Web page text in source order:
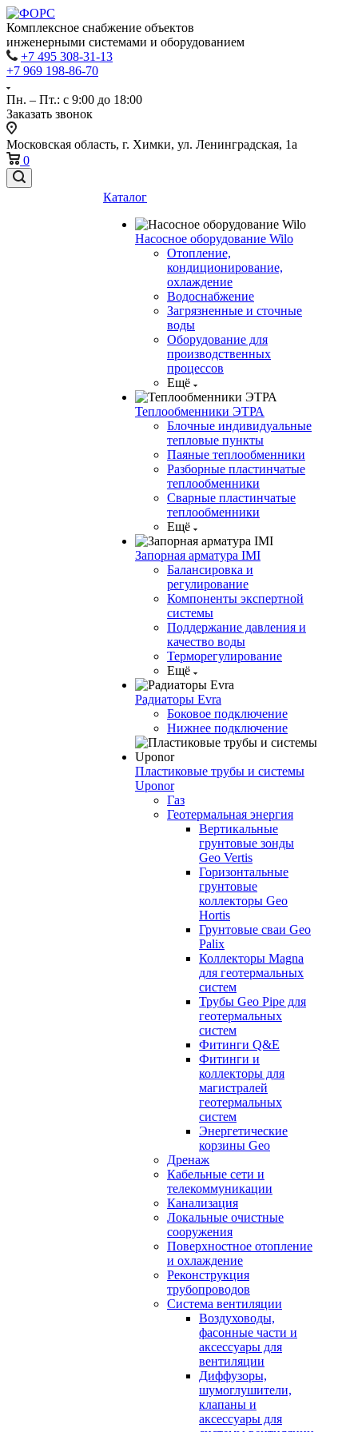
Комплексное снабжение объектов
инженерными системами и оборудованием
+7 495 308-31-13
+7 969 198-86-70
Пн. – Пт.: с 9:00 до 18:00
Заказать звонок
Московская область, г. Химки, ул. Ленинградская, 1а
0
Каталог
Насосное оборудование Wilo
Отопление,
кондиционирование,
охлаждение
Водоснабжение
Загрязненные и сточные
воды
Оборудование для
производственных
процессов
Ещё
Теплообменники ЭТРА
Блочные индивидуальные
тепловые пункты
Паяные теплообменники
Разборные пластинчатые
теплообменники
Сварные пластинчатые
теплообменники
Ещё
Запорная арматура IMI
Балансировка и
регулирование
Компоненты экспертной
системы
Поддержание давления и
качество воды
Терморегулирование
Ещё
Радиаторы Evra
Боковое подключение
Нижнее подключение
Пластиковые трубы и системы
Uponor
Газ
Геотермальная энергия
Вертикальные
грунтовые зонды
Geo Vertis
Горизонтальные
грунтовые
коллекторы Geo
Hortis
Грунтовые сваи Geo
Palix
Коллекторы Magna
для геотермальных
систем
Трубы Geo Pipe для
геотермальных
систем
Фитинги Q&E
Фитинги и
коллекторы для
магистралей
геотермальных
систем
Энергетические
корзины Geo
Дренаж
Кабельные сети и
телекоммуникации
Канализация
Локальные очистные
сооружения
Поверхностное отопление
и охлаждение
Реконструкция
трубопроводов
Система вентиляции
Воздуховоды,
фасонные части и
аксессуары для
вентиляции
Диффузоры,
шумоглушители,
клапаны и
аксессуары для